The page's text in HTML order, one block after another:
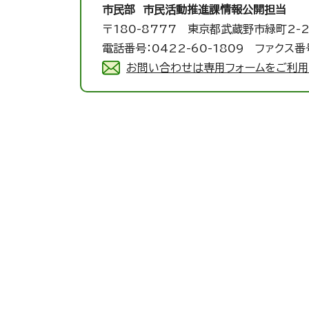
市民部 市民活動推進課情報公開担当
〒180-8777 東京都武蔵野市緑町2-
電話番号：0422-60-1809 ファクス
お問い合わせは専用フォームをご利用